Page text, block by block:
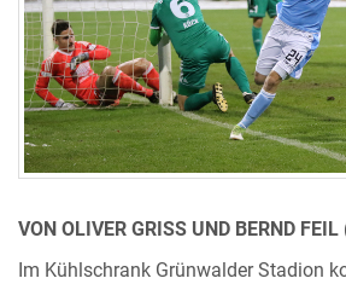
VON OLIVER GRISS UND BERND
Im Kühlschrank Grünwalder Stadion